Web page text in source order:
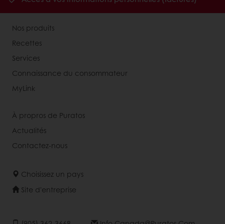
Nos produits
Recettes
Services
Connaissance du consommateur
MyLink
À propros de Puratos
Actualités
Contactez-nous
Choisissez un pays
Site d'entreprise